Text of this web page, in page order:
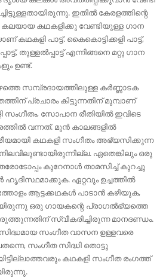
ഇതിൽ കേരളത്തിന്റെ
കഥകളിക്കു വേണ്ടിയുള്ള ഗാന
കഥകളി പാട്ട്. കൈകൊട്ടിക്കളി പാട്ട്,
തുള്ളൽപ്പാട്ട് എന്നിങ്ങനെ മറ്റു ഗാന
ഉണ്ട്.
സമ്പ്രദായത്തിലുള്ള കർണ്ണാടക
പ്രചാരം കിട്ടുന്നതിന് മുമ്പാണ്
സംഗീതം, സോപാന രീതിയിൽ ഇവിടെ
വന്നത്. മുൻ കാലങ്ങളിൽ
കഥകളി സംഗീതം അഭ്യസിക്കുന്ന
ഏതെങ്കിലും ഒരു
കുറേനാൾ താമസിച്ച് കുറച്ചു
ഏറ്റവും ഉച്ചത്തിൽ
ആട്ടക്കഥകൾ പാടാൻ കഴിയുക,
ഒരു ഗായകന്റെ പ്രാഗൽഭ്യത്തെ
സ്വീകരിച്ചിരുന്ന മാനദണ്ഡം.
സംഗീത വാസന ഉള്ളവരെ
സംഗീത സിദ്ധി തൊട്ടു
കഥകളി സംഗീത രംഗത്ത്